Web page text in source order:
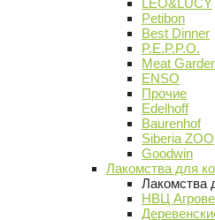
LEO&LUCY
Petibon
Best Dinner
P.E.P.P.O.
Meat
ENSO
Прочие
Edelhoff
Baurenhof
Siberia ZOO
Goodwin
Лакомства для
Лакомства
НВЦ